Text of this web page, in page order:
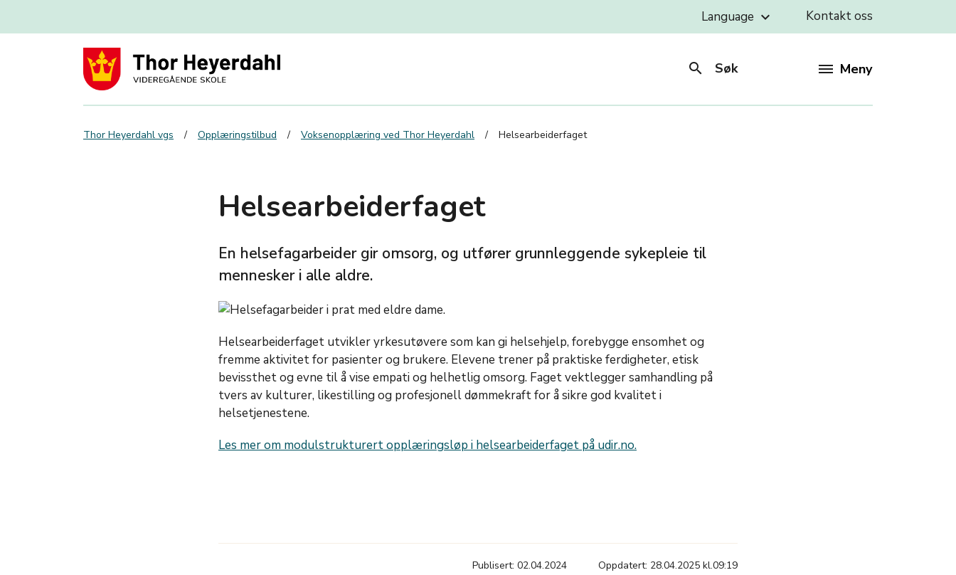
Language keyboard_arrow_down Kontakt oss
search Søk Meny
Thor Heyerdahl vgs Opplæringstilbud Voksenopplæring ved Thor Heyerdahl Helsearbeiderfaget
Helsearbeiderfaget
En helsefagarbeider gir omsorg, og utfører grunnleggende sykepleie til
mennesker i alle aldre.
Helsearbeiderfaget utvikler yrkesutøvere som kan gi helsehjelp, forebygge ensomhet og
fremme aktivitet for pasienter og brukere. Elevene trener på praktiske ferdigheter, etisk
bevissthet og evne til å vise empati og helhetlig omsorg. Faget vektlegger samhandling på
tvers av kulturer, likestilling og profesjonell dømmekraft for å sikre god kvalitet i
helsetjenestene.
Les mer om modulstrukturert opplæringsløp i helsearbeiderfaget på udir.no.
Publisert: 02.04.2024 Oppdatert: 28.04.2025 kl.09:19